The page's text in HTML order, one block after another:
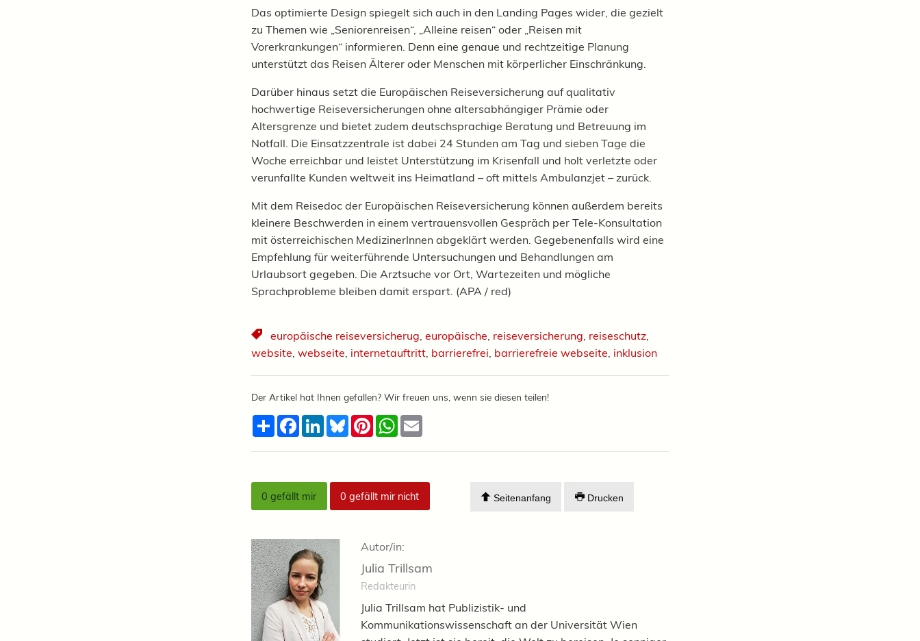
Das optimierte Design spiegelt sich auch in den Landing Pages wider, die gezielt
zu Themen wie „Seniorenreisen“, „Alleine reisen“ oder „Reisen mit
Vorerkrankungen“ informieren. Denn eine genaue und rechtzeitige Planung
unterstützt das Reisen Älterer oder Menschen mit körperlicher Einschränkung.
Darüber hinaus setzt die Europäischen Reiseversicherung auf qualitativ
hochwertige Reiseversicherungen ohne altersabhängiger Prämie oder
Altersgrenze und bietet zudem deutschsprachige Beratung und Betreuung im
Notfall. Die Einsatzzentrale ist dabei 24 Stunden am Tag und sieben Tage die
Woche erreichbar und leistet Unterstützung im Krisenfall und holt verletzte oder
verunfallte Kunden weltweit ins Heimatland – oft mittels Ambulanzjet – zurück.
Mit dem Reisedoc der Europäischen Reiseversicherung können außerdem bereits
kleinere Beschwerden in einem vertrauensvollen Gespräch per Tele-Konsultation
mit österreichischen MedizinerInnen abgeklärt werden. Gegebenenfalls wird eine
Empfehlung für weiterführende Untersuchungen und Behandlungen am
Urlaubsort gegeben. Die Arztsuche vor Ort, Wartezeiten und mögliche
Sprachprobleme bleiben damit erspart. (APA / red)
europäische reiseversicherug, europäische, reiseversicherung, reiseschutz,
website, webseite, internetauftritt, barrierefrei, barrierefreie webseite, inklusion
Der Artikel hat Ihnen gefallen? Wir freuen uns, wenn sie diesen teilen!
TeilenFacebook
LinkedInBlueskyPinterestWhatsApp
0 gefällt mir 0 gefällt mir nicht Seitenanfang Drucken
Autor/in:
Julia Trillsam
Redakteurin
Julia Trillsam hat Publizistik- und
Kommunikationswissenschaft an der Universität Wien